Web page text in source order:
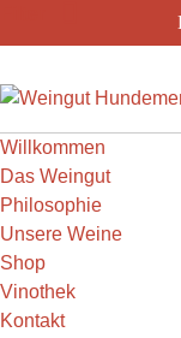
zum
Willkommen
Das Weingut
Philosophie
Unsere Weine
Shop
Vinothek
Kontakt